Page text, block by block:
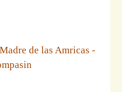
de las Amricas -